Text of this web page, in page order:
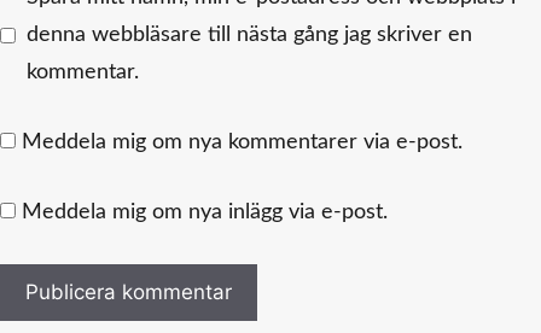
denna webbläsare till nästa gång jag skriver en
kommentar.
Meddela mig om nya kommentarer via e-post.
Meddela mig om nya inlägg via e-post.